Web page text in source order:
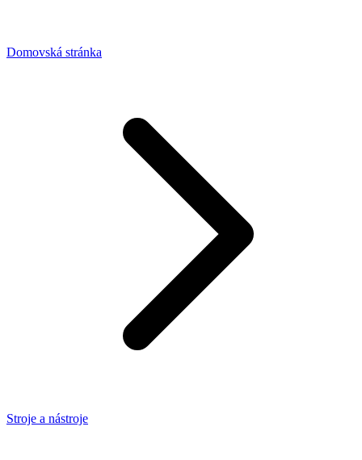
Domovská stránka
Stroje a nástroje